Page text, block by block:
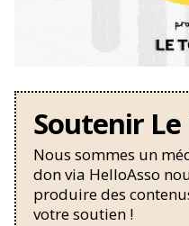
Soutenir
Nous sommes un
don via HelloAsso
produire des
votre soutien !